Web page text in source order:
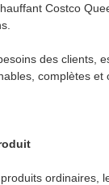
Costco
des clients,
complètes et
ordinaires,